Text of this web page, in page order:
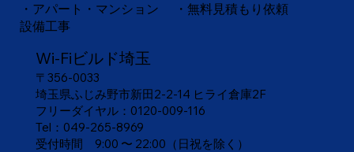
・アパート・マンション
設備工事
・無料見積もり依頼
Wi-Fiビルド埼玉
〒356-0033
埼玉県ふじみ野市新田2-2-14 ヒライ倉庫2F
フリーダイヤル：0120-009-116
Tel：049-265-8969
​受付時間 9:00 〜 22:00（日祝を除く）